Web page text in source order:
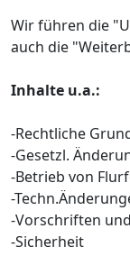
Wir führen die
auch die
Inhalte u.a.:
-Rechtliche
-Gesetzl.
-Betrieb von
-
-Vorschriften
-Sicherheit